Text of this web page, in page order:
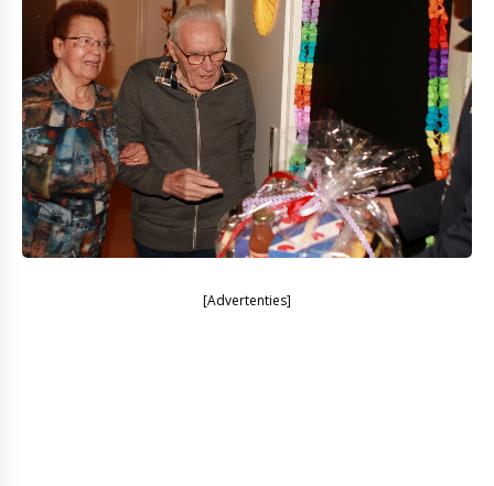
[Advertenties]